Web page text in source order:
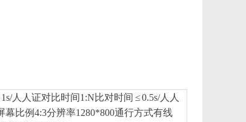
人人证对比时间1:N比对时间 ≤ 0.5s/人人
幕比例4:3分辨率1280*800通行方式有线